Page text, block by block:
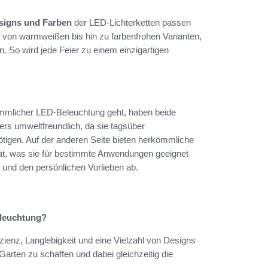
und Farben der LED-Lichterketten passen
warmweißen bis hin zu farbenfrohen Varianten,
So wird jede Feier zu einem einzigartigen
LED-Beleuchtung geht, haben beide
umweltfreundlich, da sie tagsüber
Auf der anderen Seite bieten herkömmliche
was sie für bestimmte Anwendungen geeignet
den persönlichen Vorlieben ab.
Langlebigkeit und eine Vielzahl von Designs
zu schaffen und dabei gleichzeitig die